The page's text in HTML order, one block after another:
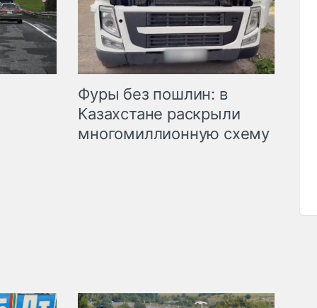
Фуры без пошлин: в
Казахстане раскрыли
многомиллионную схему